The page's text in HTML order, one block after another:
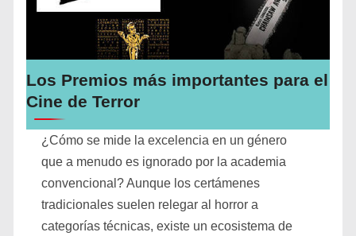
Los Premios más importantes para el
Cine de Terror
¿Cómo se mide la excelencia en un género
que a menudo es ignorado por la academia
convencional? Aunque los certámenes
tradicionales suelen relegar al horror a
categorías técnicas, existe un ecosistema de